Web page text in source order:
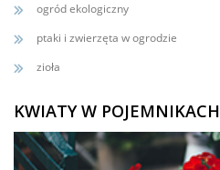
ogród ekologiczny
ptaki i zwierzęta w ogrodzie
zioła
KWIATY W POJEMNIKACH